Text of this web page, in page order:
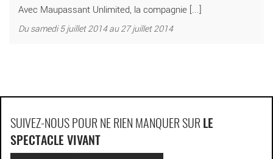
Avec Maupassant Unlimited, la compagnie [...]
Du samedi 5 juillet 2014 au 27 juillet 2014
SUIVEZ-NOUS POUR NE RIEN MANQUER SUR LE
SPECTACLE VIVANT